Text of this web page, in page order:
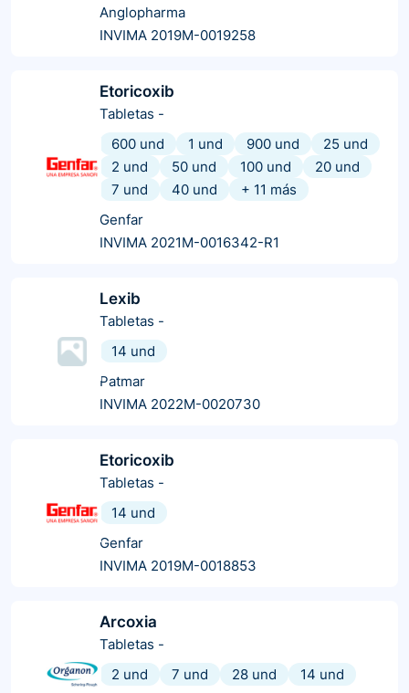
Anglopharma
INVIMA 2019M-0019258
Etoricoxib
Tabletas -
600 und
1 und 900 und
25 und
2 und
50 und 100 und
20 und
7 und
40 und + 11 más
Genfar
INVIMA 2021M-0016342-R1
Lexib
Tabletas -
14 und
Patmar
INVIMA 2022M-0020730
Etoricoxib
Tabletas -
14 und
Genfar
INVIMA 2019M-0018853
Arcoxia
Tabletas -
2 und
7 und 28 und
14 und